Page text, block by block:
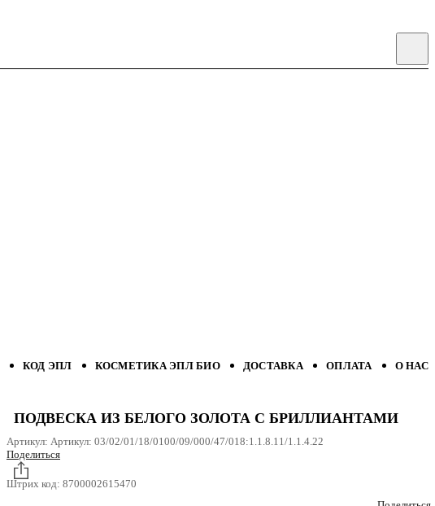
КОД ЭПЛ КОСМЕТИКА ЭПЛ БИО ДОСТАВКА ОПЛАТА О НАС
ПОДВЕСКА ИЗ БЕЛОГО ЗОЛОТА С БРИЛЛИАНТАМИ
Артикул: Артикул: 03/02/01/18/0100/09/000/47/018:1.1.8.11/1.1.4.22
Поделиться
Штрих код: 8700002615470